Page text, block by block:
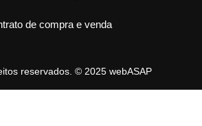
reservados. © 2025 webASAP
de compra e venda